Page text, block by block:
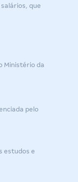
que
Ministério da
pelo
estudos e